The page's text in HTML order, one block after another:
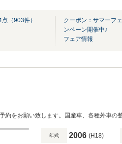
点（903件）
クーポン：サマーフ
ンペーン開催中♪
フェア情報
年式 2006 (H18)